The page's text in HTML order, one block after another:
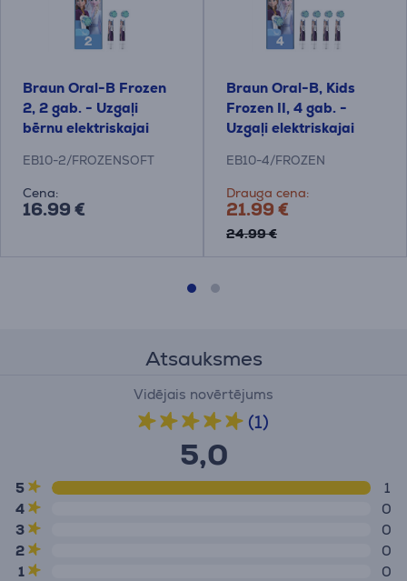
Braun Oral-B Frozen
2, 2 gab. - Uzgaļi
bērnu elektriskajai
EB10-2/FROZENSOFT
Cena:
16.99 €
Braun Oral-B, Kids
Frozen II, 4 gab. -
Uzgaļi elektriskajai
EB10-4/FROZEN
Drauga cena:
21.99 €
24.99 €
Atsauksmes
Vidējais novērtējums
(1)
5,0
5
1
4
0
3
0
2
0
1
0